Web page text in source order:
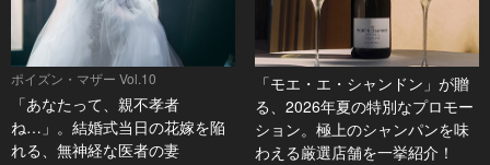
ポイズン・マザー Vol.10
「あなたって、親不孝者
ね…」。結婚式当日の花嫁を陥
れる、無神経な医者の妻
「モエ・エ・シャンドン」が贈
る、2026年夏の特別なプロモー
ション。極上のシャンパンを味
わえる厳選店舗を一挙紹介！